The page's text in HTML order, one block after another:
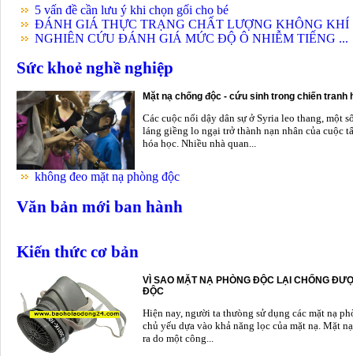
5 vấn đề cần lưu ý khi chọn gối cho bé
ĐÁNH GIÁ THỰC TRẠNG CHẤT LƯỢNG KHÔNG KHÍ
NGHIÊN CỨU ĐÁNH GIÁ MỨC ĐỘ Ô NHIỄM TIẾNG ...
Sức khoẻ nghề nghiệp
Mặt nạ chống độc - cứu sinh trong chiến tranh
Các cuộc nổi dậy dân sự ở Syria leo thang, một
láng giềng lo ngại trở thành nạn nhân của cuộc
hóa học. Nhiều nhà quan...
không đeo mặt nạ phòng độc
Văn bản mới ban hành
Kiến thức cơ bản
VÌ SAO MẶT NẠ PHÒNG ĐỘC LẠI CHỐNG
ĐỘC
Hiện nay, người ta thưòng sử dụng các mặt nạ
chủ yếu dựa vào khả năng lọc của mặt nạ. Mặt
ra do một công...